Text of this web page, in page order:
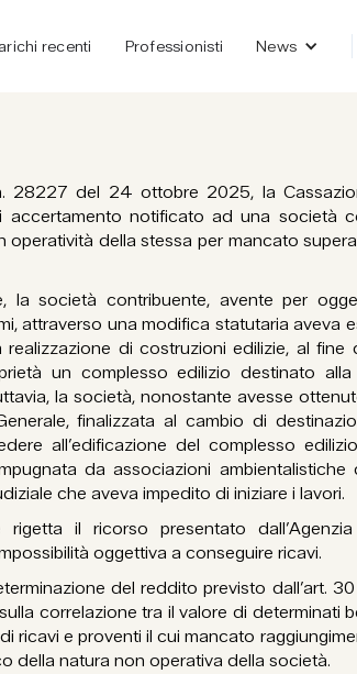
recenti Professionisti News
28227 del 24 ottobre 2025, la
accertamento notificato ad una società
operatività della stessa per mancato
la società contribuente, avente per
attraverso una modifica statutaria aveva
di costruzioni edilizie, al fine
un complesso edilizio destinato
la società, nonostante avesse
finalizzata al cambio di
all’edificazione del complesso
da associazioni
che aveva impedito di iniziare i lavori.
rigetta il ricorso presentato
oggettiva a conseguire ricavi.
del reddito previsto dall’art.
correlazione tra il valore di determinati
ricavi e proventi il cui mancato
della natura non operativa della società.